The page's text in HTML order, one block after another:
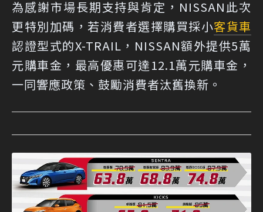
為感謝市場長期支持與肯定，NISSAN此次
更特別加碼，若消費者選擇購買採小客貨車
認證型式的X-TRAIL，NISSAN額外提供5萬
元購車金，最高優惠可達12.1萬元購車金，
一同響應政策、鼓勵消費者汰舊換新。